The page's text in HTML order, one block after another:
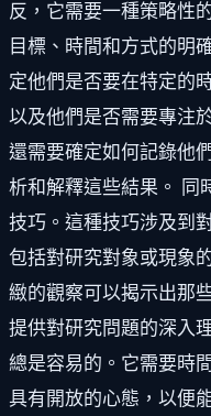
反，它需要一種策略性
目標、時間和方式的明
定他們是否要在特定的
以及他們是否需要專注
還需要確定如何記錄他
析和解釋這些結果。 同
技巧。這種技巧涉及到
包括對研究對象或現象
緻的觀察可以揭示出那
提供對研究問題的深入
總是容易的。它需要時
具有開放的心態，以便